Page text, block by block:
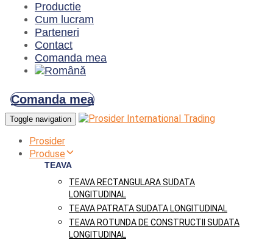
Productie
Cum lucram
Parteneri
Contact
Comanda mea
Comanda mea
Toggle navigation
Prosider
Produse
TEAVA
TEAVA RECTANGULARA SUDATA
LONGITUDINAL
TEAVA PATRATA SUDATA LONGITUDINAL
TEAVA ROTUNDA DE CONSTRUCTII SUDATA
LONGITUDINAL